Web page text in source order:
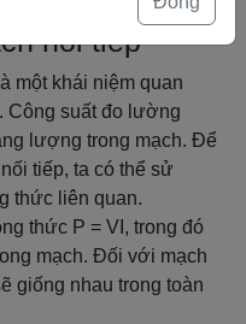
nối tiếp
một khái niệm quan
Công suất đo lường
lượng trong mạch. Để
tiếp, ta có thể sử
thức liên quan.
thức P = VI, trong đó
mạch. Đối với mạch
giống nhau trong toàn